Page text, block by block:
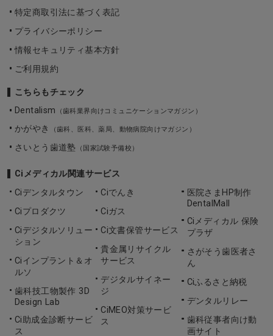
特定商取引法に基づく表記
プライバシーポリシー
情報セキュリティ基本方針
ご利用規約
こちらもチェック
Dentalism
（歯科業界向けコミュニケーションマガジン）
かがやき （歯科、医科、薬局、動物病院向けマガジン）
さいとう歯道塾 （国家試験予備校）
Ciメディカル関連サービス
Ciデンタルタウン
Ciプロダクツ
Ciデジタルソリュー
ション
Ciインプラント＆オ
ルソ
歯科技工物製作 3D
Design Lab
Ci助成金診断サービ
ス
Ciでんき
Ciガス
Ci文書保管サービス
貴金属リサイクル
サービス
デジタルサイネー
ジ
CiMEO対策サービ
ス
医院さまHP制作
DentalMall
Ciメディカル 保険
プラザ
さがそう歯医者さ
ん
Ciふるさと納税
デンタルリレー
歯科従事者向け動
画サイト